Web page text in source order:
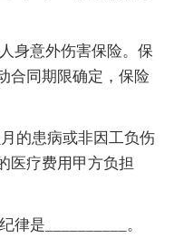
身意外伤害保险。保
合同期限确定，保险
的患病或非因工负伤
医疗费用甲方负担
律是__________。